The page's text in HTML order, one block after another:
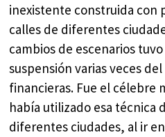
inexistente construida con
calles de diferentes
cambios de escenarios
suspensión varias veces
financieras. Fue el célebre
había utilizado esa técnica
diferentes ciudades, al ir